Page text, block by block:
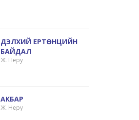
ДЭЛХИЙ ЕРТӨНЦИЙН
БАЙДАЛ
Ж. Неру
АКБАР
Ж. Неру